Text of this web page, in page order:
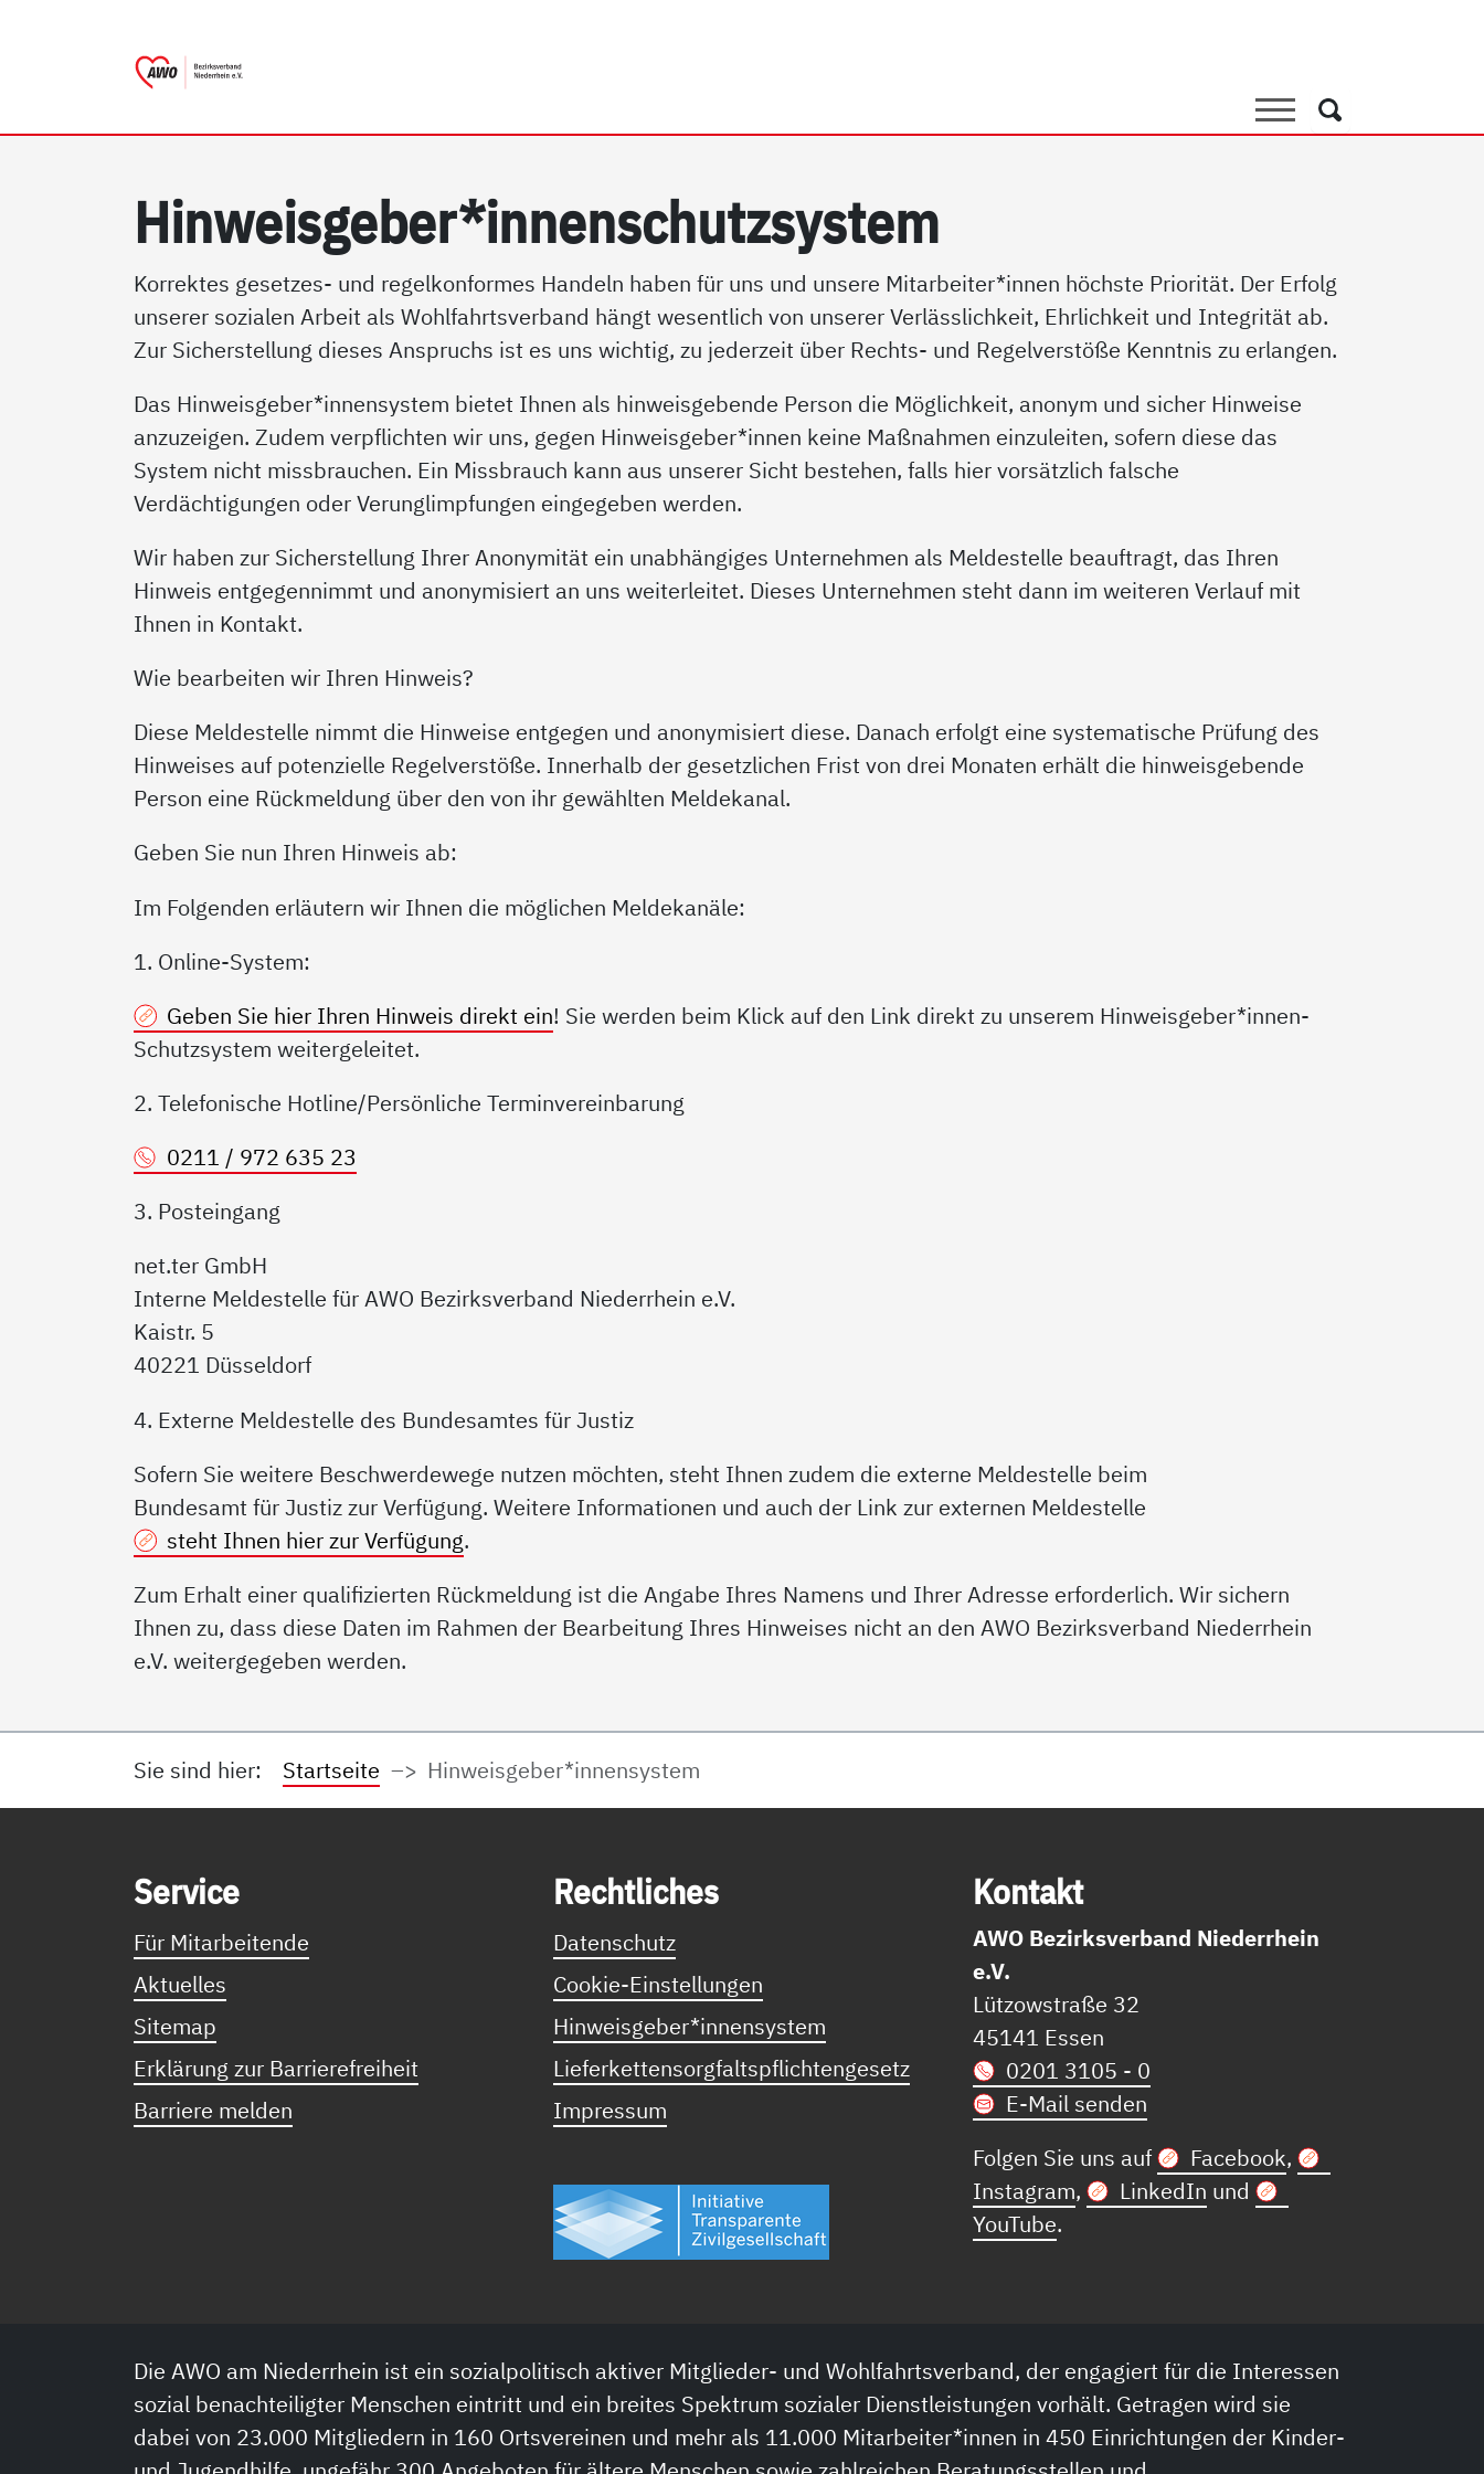
Suche
Suche
Hin­weis­ge­ber*in­nen­schutz­sys­tem
Korrektes gesetzes- und regelkonformes Handeln haben für uns und unsere Mitarbeiter*innen höchste Priorität. Der Erfolg
unserer sozialen Arbeit als Wohlfahrtsverband hängt wesentlich von unserer Verlässlichkeit, Ehrlichkeit und Integrität ab.
Zur Sicherstellung dieses Anspruchs ist es uns wichtig, zu jederzeit über Rechts- und Regelverstöße Kenntnis zu erlangen.
Das Hinweisgeber*innensystem bietet Ihnen als hinweisgebende Person die Möglichkeit, anonym und sicher Hinweise
anzuzeigen. Zudem verpflichten wir uns, gegen Hinweisgeber*innen keine Maßnahmen einzuleiten, sofern diese das
System nicht missbrauchen. Ein Missbrauch kann aus unserer Sicht bestehen, falls hier vorsätzlich falsche
Verdächtigungen oder Verunglimpfungen eingegeben werden.
Wir haben zur Sicherstellung Ihrer Anonymität ein unabhängiges Unternehmen als Meldestelle beauftragt, das Ihren
Hinweis entgegennimmt und anonymisiert an uns weiterleitet. Dieses Unternehmen steht dann im weiteren Verlauf mit
Ihnen in Kontakt.
Wie bearbeiten wir Ihren Hinweis?
Diese Meldestelle nimmt die Hinweise entgegen und anonymisiert diese. Danach erfolgt eine systematische Prüfung des
Hinweises auf potenzielle Regelverstöße. Innerhalb der gesetzlichen Frist von drei Monaten erhält die hinweisgebende
Person eine Rückmeldung über den von ihr gewählten Meldekanal.
Geben Sie nun Ihren Hinweis ab:
Im Folgenden erläutern wir Ihnen die möglichen Meldekanäle:
1. Online-System:
Geben Sie hier Ihren Hinweis direkt ein! Sie werden beim Klick auf den Link direkt zu unserem Hinweisgeber*innen-
Schutzsystem weitergeleitet.
2. Telefonische Hotline/Persönliche Terminvereinbarung
0211 / 972 635 23
3. Posteingang
net.ter GmbH
Interne Meldestelle für AWO Bezirksverband Niederrhein e.V.
Kaistr. 5
40221 Düsseldorf
4. Externe Meldestelle des Bundesamtes für Justiz
Sofern Sie weitere Beschwerdewege nutzen möchten, steht Ihnen zudem die externe Meldestelle beim
Bundesamt für Justiz zur Verfügung. Weitere Informationen und auch der Link zur externen Meldestelle
steht Ihnen hier zur Verfügung.
Zum Erhalt einer qualifizierten Rückmeldung ist die Angabe Ihres Namens und Ihrer Adresse erforderlich. Wir sichern
Ihnen zu, dass diese Daten im Rahmen der Bearbeitung Ihres Hinweises nicht an den AWO Bezirksverband Niederrhein
e.V. weitergegeben werden.
Sie sind hier: Startseite Hinweisgeber*innensystem
Ser­vice
Für Mitarbeitende
Aktuelles
Sitemap
Erklärung zur Barrierefreiheit
Barriere melden
Recht­li­ches
Datenschutz
Cookie-Einstellungen
Hinweisgeber*innensystem
Lieferkettensorgfaltspflichtengesetz
Impressum
Kon­takt
AWO Bezirksverband Niederrhein
e.V.
Lützowstraße 32
45141 Essen
0201 3105 - 0
E-Mail senden
Folgen Sie uns auf
Facebook,
Instagram, LinkedIn und
YouTube.
Die AWO am Niederrhein ist ein sozialpolitisch aktiver Mitglieder- und Wohlfahrtsverband, der engagiert für die Interessen
sozial benachteiligter Menschen eintritt und ein breites Spektrum sozialer Dienstleistungen vorhält. Getragen wird sie
dabei von 23.000 Mitgliedern in 160 Ortsvereinen und mehr als 11.000 Mitarbeiter*innen in 450 Einrichtungen der Kinder-